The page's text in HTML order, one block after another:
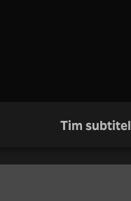
Tim subtitel